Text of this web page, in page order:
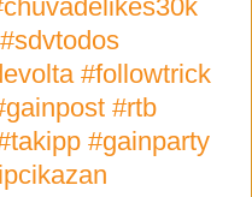
#followtrick
#rtb
#gainparty